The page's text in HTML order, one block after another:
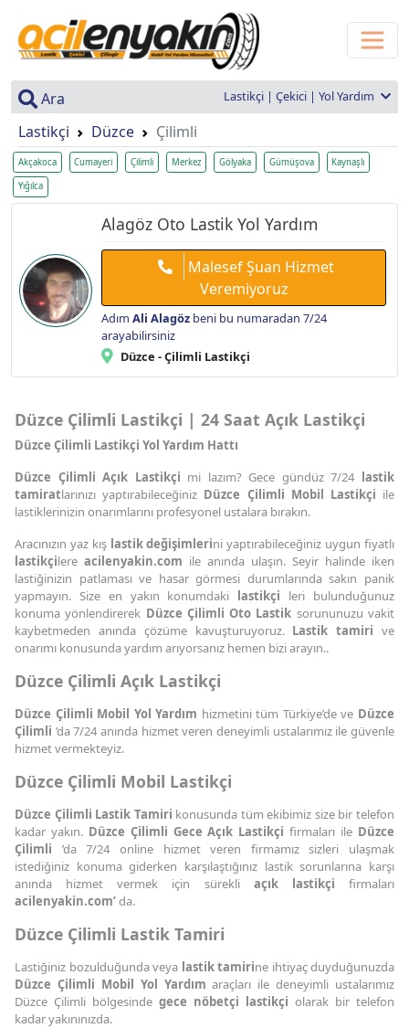
Ara Lastikçi | Çekici | Yol Yardım
Lastikçi Düzce Çilimli
Akçakoca Cumayeri Çilimli Merkez Gölyaka Gümüşova Kaynaşlı
Yığılca
Alagöz Oto Lastik Yol Yardım
Malesef Şuan Hizmet
Veremiyoruz
Adım Ali Alagöz beni bu numaradan 7/24
arayabilirsiniz
Düzce - Çilimli Lastikçi
Düzce Çilimli Lastikçi | 24 Saat Açık Lastikçi
Düzce Çilimli Lastikçi Yol Yardım Hattı
Düzce Çilimli Açık Lastikçi mi lazım? Gece gündüz 7/24 lastik
tamiratlarınızı yaptırabileceğiniz Düzce Çilimli Mobil Lastikçi ile
lastiklerinizin onarımlarını profesyonel ustalara bırakın.
Aracınızın yaz kış lastik değişimlerini yaptırabileceğiniz uygun fiyatlı
lastikçilere acilenyakin.com ile anında ulaşın. Seyir halinde iken
lastiğinizin patlaması ve hasar görmesi durumlarında sakın panik
yapmayın. Size en yakın konumdaki lastikçi leri bulunduğunuz
konuma yönlendirerek Düzce Çilimli Oto Lastik sorununuzu vakit
kaybetmeden anında çözüme kavuşturuyoruz. Lastik tamiri ve
onarımı konusunda yardım arıyorsanız hemen bizi arayın..
Düzce Çilimli Açık Lastikçi
Düzce Çilimli Mobil Yol Yardım hizmetini tüm Türkiye’de ve Düzce
Çilimli ’da 7/24 anında hizmet veren deneyimli ustalarımız ile güvenle
hizmet vermekteyiz.
Düzce Çilimli Mobil Lastikçi
Düzce Çilimli Lastik Tamiri konusunda tüm ekibimiz size bir telefon
kadar yakın. Düzce Çilimli Gece Açık Lastikçi firmaları ile Düzce
Çilimli ’da 7/24 online hizmet veren firmamız sizleri ulaşmak
istediğiniz konuma giderken karşılaştığınız lastik sorunlarına karşı
anında hizmet vermek için sürekli açık lastikçi firmaları
acilenyakin.com’da.
Düzce Çilimli Lastik Tamiri
Lastiğiniz bozulduğunda veya lastik tamirine ihtiyaç duyduğunuzda
Düzce Çilimli Mobil Yol Yardımaraçları ile deneyimli ustalarımız
Düzce Çilimli bölgesinde gece nöbetçi lastikçi olarak bir telefon
kadar yakınınızda.